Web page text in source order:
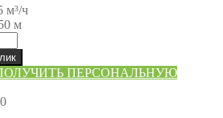
м³/ч
м
ПЕРСОНАЛЬНУЮ